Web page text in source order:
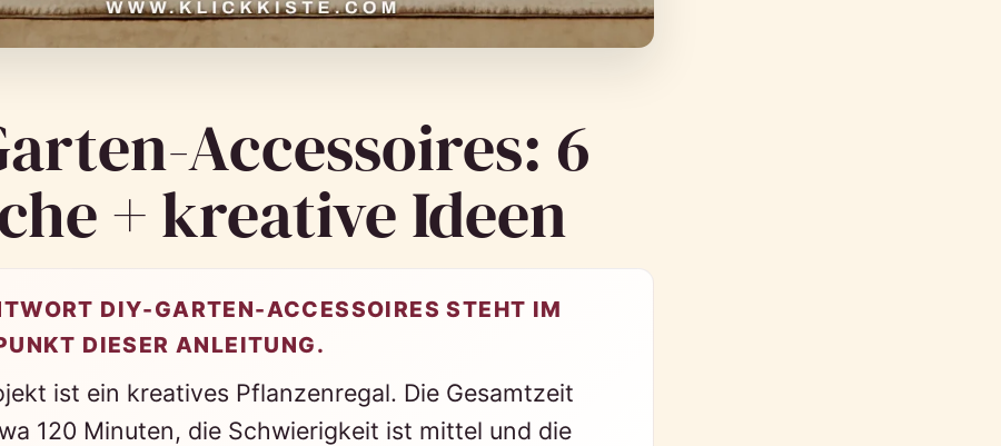
Accessoires: 6
+ kreative Ideen
DIY-GARTEN-ACCESSOIRES STEHT IM
DIESER ANLEITUNG.
ist ein kreatives Pflanzenregal. Die Gesamtzeit
120 Minuten, die Schwierigkeit ist mittel und die